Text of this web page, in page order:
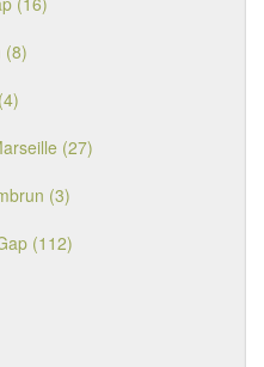
(8)
(27)
(3)
(112)